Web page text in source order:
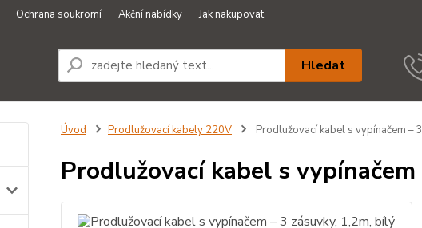
Ochrana soukromí Akční nabídky Jak nakupovat
Hledat
Úvod Prodlužovací kabely 220V Prodlužovací kabel s vypínačem –
Prodlužovací kabel s